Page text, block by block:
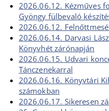
2026.06.12. Kézműves
Gyöngy fülbevaló
2026.06.12.
2026.06.14. Darvasi
Könyvhét zárónapján
2026.06.15. Udvari
Tánczenekarral
2026.06.16. Könyvtári
számokban
2026.06.17. Sikeresen